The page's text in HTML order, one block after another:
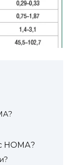
НОМА?